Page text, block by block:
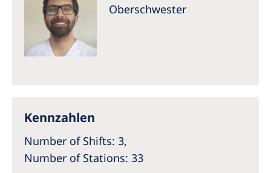
Oberschwester
Kennzahlen
Number of Shifts: 3,
Number of Stations: 33